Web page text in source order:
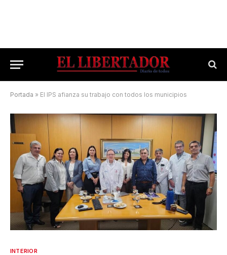
Portada » El IPS afianza su trabajo con todos los municipios
INTERIOR